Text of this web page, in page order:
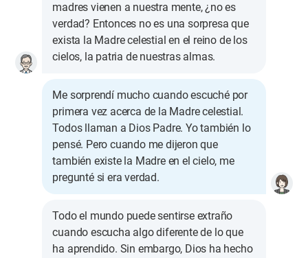
madres vienen a nuestra mente, ¿no es
verdad? Entonces no es una sorpresa que
exista la Madre celestial en el reino de los
cielos, la patria de nuestras almas.
Me sorprendí mucho cuando escuché por
primera vez acerca de la Madre celestial.
Todos llaman a Dios Padre. Yo también lo
pensé. Pero cuando me dijeron que
también existe la Madre en el cielo, me
pregunté si era verdad.
Todo el mundo puede sentirse extraño
cuando escucha algo diferente de lo que
ha aprendido. Sin embargo, Dios ha hecho